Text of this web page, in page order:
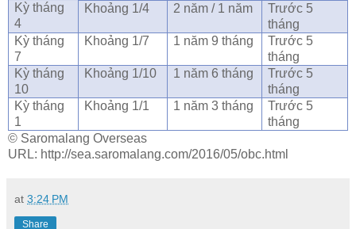
Kỳ tháng
4
Khoảng 1/4 2 năm / 1 năm
Trước 5
tháng
Kỳ tháng
7
Khoảng 1/7 1 năm 9 tháng
Trước 5
tháng
Kỳ tháng
10
Khoảng 1/10 1 năm 6 tháng
Trước 5
tháng
Kỳ tháng
1
Khoảng 1/1 1 năm 3 tháng
Trước 5
tháng
© Saromalang Overseas
URL: http://sea.saromalang.com/2016/05/obc.html
at 3:24 PM
Share